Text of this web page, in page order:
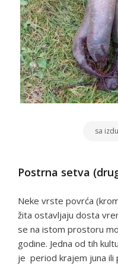
sa
Postrna setva
Neke vrste povrća
žita ostavljaju dosta
se na istom prostoru
godine. Jedna od tih
je period krajem juna ili